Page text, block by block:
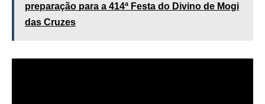
preparação para a 414ª Festa do Divino de Mogi
das Cruzes